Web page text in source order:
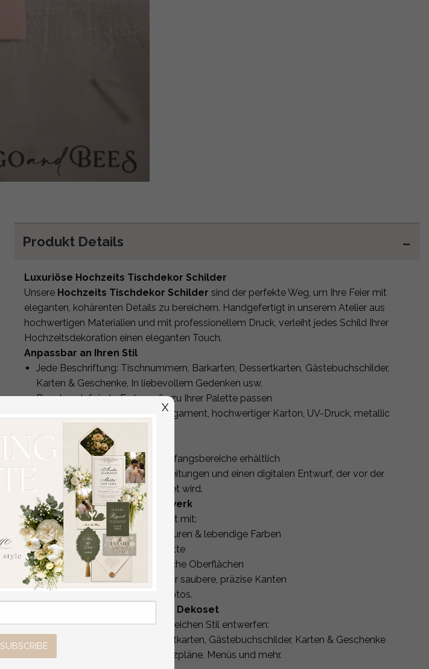
Produkt Details
Luxuriöse Hochzeits Tischdekor Schilder
Unsere Hochzeits Tischdekor Schilder sind der perfekte Weg, um Ihre Feier mit
eleganten, kohärenten Details zu bereichern. Handgefertigt in unserem Atelier aus
hochwertigen Materialien und mit professionellem Druck, verleiht jedes Schild Ihrer
Hochzeitsdekoration einen eleganten Touch.
Anpassbar an Ihren Stil
Jede Beschriftung: Tischnummern, Barkarten, Dessertkarten, Gästebuchschilder,
Karten & Geschenke, In liebevollem Gedenken usw.
Benutzerdefinierte Farben, die zu Ihrer Palette passen
Wahl der Materialien: Acryl, Pergament, hochwertiger Karton, UV-Druck, metallic
Optionale Ständer
Passende Designs für alle Empfangsbereiche erhältlich
Genießen Sie kostenlose Überarbeitungen und einen digitalen Entwurf, der vor der
Produktion an Ihre E-Mail gesendet wird.
Hochwertige Qualität & Handwerk
Jedes Schild wird intern hergestellt mit:
UV-Druckern für erhabene Texturen & lebendige Farben
CO₂-Lasern für Acryl-Ausschnitte
Heißfolienprägung für metallische Oberflächen
Professionelles Zuschneiden für saubere, präzise Kanten
Haltbar, elegant und perfekt für Fotos.
Erstellen Sie ein koordiniertes Dekoset
Wir können passende Artikel im gleichen Stil entwerfen:
Tischnummern, Barkarten, Dessertkarten, Gästebuchschilder, Karten & Geschenke
Schilder, Willkommensschilder, Sitzpläne, Menüs und mehr.
SUBSCRIBE
X